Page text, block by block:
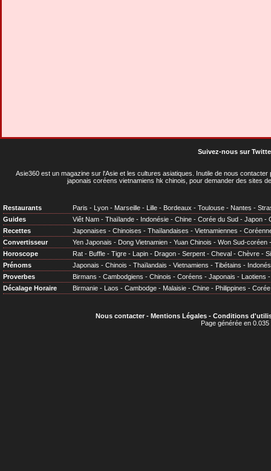
Suivez-nous sur
Asie360 est un magazine sur l'Asie et les cultures asiatiques . Inutile de nous
japonais coréens vietnamiens hk chinois, pour demander des sites
Restaurants Paris - Lyon - Marseille - Lille - Bordeaux - Toulouse - Nantes -
Guides
Viêt Nam - Thaïlande - Indonésie - Chine - Corée du Sud - Japon -
Recettes
Japonaises - Chinoises - Thaïlandaises - Vietnamiennes -
Convertisseur
Yen Japonais - Dong Vietnamien - Yuan Chinois - Won Sud-coréen
Horoscope
Rat - Buffle - Tigre - Lapin - Dragon - Serpent - Cheval - Chèvre -
Prénoms
Japonais - Chinois - Thaïlandais - Vietnamiens - Tibétains -
Proverbes
Birmans - Cambodgiens - Chinois - Coréens - Japonais - Laotiens
Décalage Horaire
Birmanie - Laos - Cambodge - Malaisie - Chine - Philippines - Corée
Nous contacter- Mentions Légales- Conditions
Page générée en